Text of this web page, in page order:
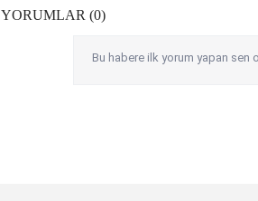
YORUMLAR (0)
Bu habere ilk yorum yapan sen